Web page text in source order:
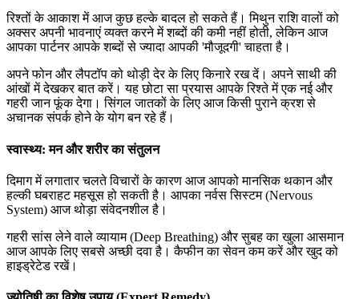
रिश्तों के आकाश में आज कुछ हल्के बादल हो सकते हैं। मिथुन राशि वालों को
अक्सर अपनी भावनाएं व्यक्त करने में शब्दों की कमी नहीं होती, लेकिन आज
आपका पार्टनर आपके शब्दों से ज्यादा आपकी 'मौजूदगी' चाहता है।
अपने फोन और लैपटॉप को थोड़ी देर के लिए किनारे रख दें। अपने साथी की
आंखों में देखकर बात करें। यह छोटा सा प्रयास आपके रिश्ते में एक नई और
गहरी जान फूंक देगा। सिंगल जातकों के लिए आज किसी पुराने क्रश से
अचानक संपर्क होने के योग बन रहे हैं।
स्वास्थ्य: मन और शरीर का संतुलन
दिमाग में लगातार चलते विचारों के कारण आज आपको मानसिक थकान और
हल्की घबराहट महसूस हो सकती है। आपका नर्वस सिस्टम (Nervous
System) आज थोड़ा संवेदनशील है।
गहरी सांस लेने वाले व्यायाम (Deep Breathing) और सुबह का खुला आसमान
आज आपके लिए सबसे अच्छी दवा है। कैफीन का सेवन कम करें और खुद को
हाइड्रेटेड रखें।